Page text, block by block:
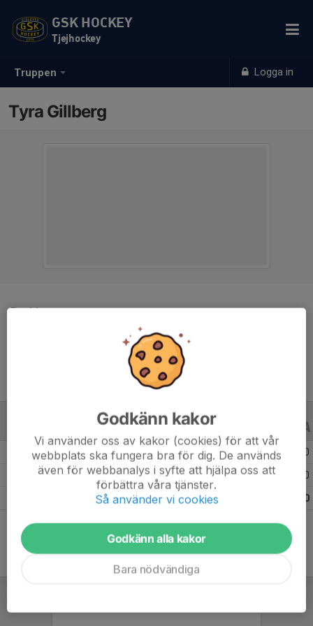
Truppen Logga in
GSK HOCKEY
Tjejhockey
Tyra Gillberg
Position
-
10 år
ALLA ÅR
Säsongen 25/26 1 0 0
Säsongen 24/25 14 0
0
Godkänn kakor
Vi använder oss av kakor (cookies) för att vår
webbplats ska fungera bra för dig. De används
även för webbanalys i syfte att hjälpa oss att
förbättra våra tjänster.
Så använder vi cookies
Godkänn alla kakor
Bara nödvändiga